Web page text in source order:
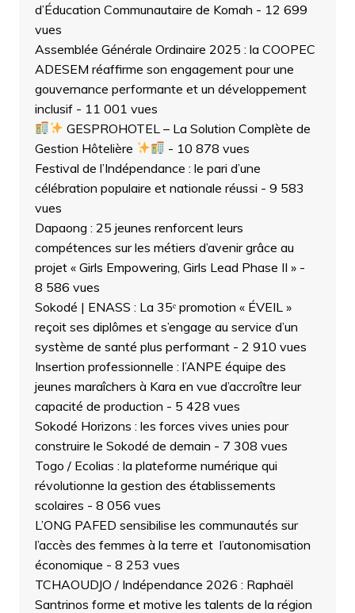
d’Éducation Communautaire de Komah - 12 699
vues
Assemblée Générale Ordinaire 2025 : la COOPEC
ADESEM réaffirme son engagement pour une
gouvernance performante et un développement
inclusif- 11 001 vues
GESPROHOTEL – La Solution Complète de
Gestion Hôtelière
- 10 878 vues
Festival de l’Indépendance : le pari d’une
célébration populaire et nationale réussi - 9 583
vues
Dapaong : 25 jeunes renforcent leurs
compétences sur les métiers d’avenir grâce au
projet « Girls Empowering, Girls Lead Phase II »-
8 586 vues
Sokodé | ENASS : La 35ᵉ promotion « ÉVEIL »
reçoit ses diplômes et s’engage au service d’un
système de santé plus performant- 2 910 vues
Insertion professionnelle : l’ANPE équipe des
jeunes maraîchers à Kara en vue d’accroître leur
capacité de production - 5 428 vues
Sokodé Horizons : les forces vives unies pour
construire le Sokodé de demain - 7 308 vues
Togo / Ecolias : la plateforme numérique qui
révolutionne la gestion des établissements
scolaires - 8 056 vues
L’ONG PAFED sensibilise les communautés sur
l’accès des femmes à la terre et l’autonomisation
économique - 8 253 vues
TCHAOUDJO / Indépendance 2026 : Raphaël
Santrinos forme et motive les talents de la région